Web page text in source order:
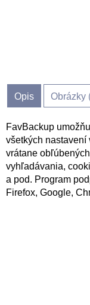
Opis Obrázky
FavBackup
všetkých nastavení
vrátane
vyhľadávania,
a pod. Program
Firefox, Google,